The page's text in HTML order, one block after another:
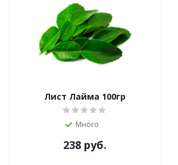
Лист Лайма 100гр
Много
238 руб.